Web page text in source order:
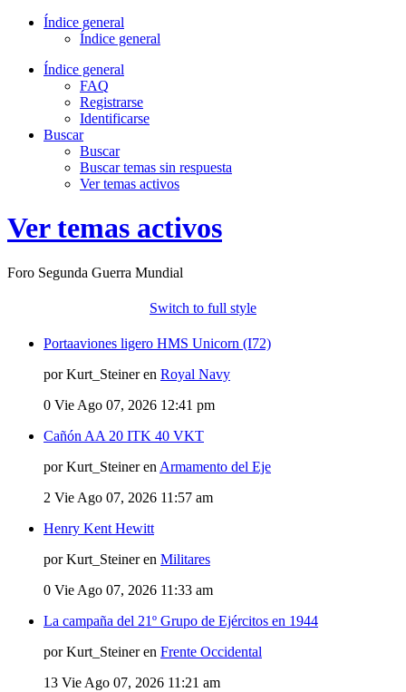
Índice general
Índice general
Índice general
FAQ
Registrarse
Identificarse
Buscar
Buscar
Buscar temas sin respuesta
Ver temas activos
Ver temas activos
Foro Segunda Guerra Mundial
Switch to full style
Portaaviones ligero HMS Unicorn (I72)
por Kurt_Steiner en Royal Navy
0 Vie Ago 07, 2026 12:41 pm
Cañón AA 20 ITK 40 VKT
por Kurt_Steiner en Armamento del Eje
2 Vie Ago 07, 2026 11:57 am
Henry Kent Hewitt
por Kurt_Steiner en Militares
0 Vie Ago 07, 2026 11:33 am
La campaña del 21º Grupo de Ejércitos en 1944
por Kurt_Steiner en Frente Occidental
13 Vie Ago 07, 2026 11:21 am